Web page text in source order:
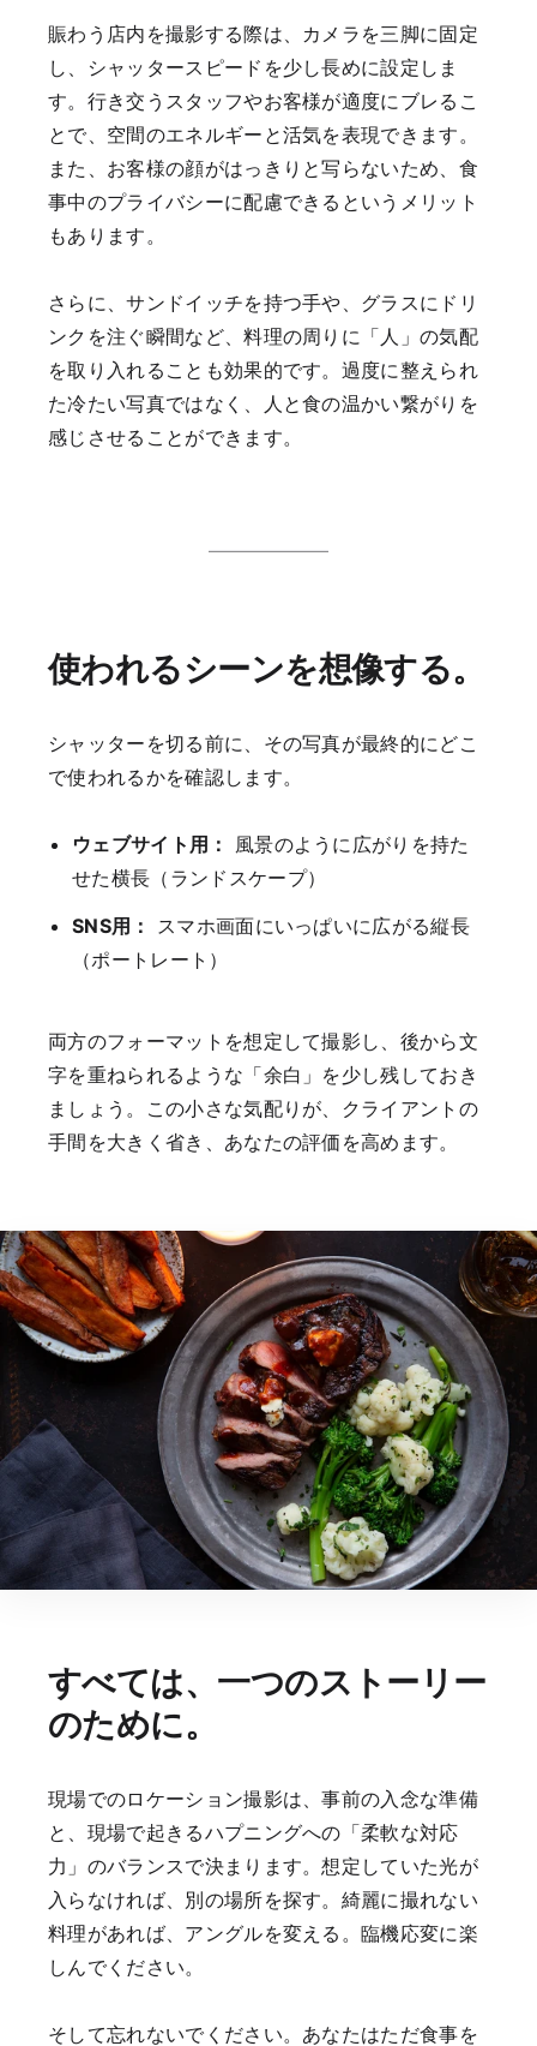
賑わう店内を撮影する際は、カメラを三脚に固定
し、シャッタースピードを少し長めに設定しま
す。行き交うスタッフやお客様が適度にブレるこ
とで、空間のエネルギーと活気を表現できます。
また、お客様の顔がはっきりと写らないため、食
事中のプライバシーに配慮できるというメリット
もあります。
さらに、サンドイッチを持つ手や、グラスにドリ
ンクを注ぐ瞬間など、料理の周りに「人」の気配
を取り入れることも効果的です。過度に整えられ
た冷たい写真ではなく、人と食の温かい繋がりを
感じさせることができます。
使われるシーンを想像する。
シャッターを切る前に、その写真が最終的にどこ
で使われるかを確認します。
ウェブサイト用：
風景のように広がりを持た
せた横長（ランドスケープ）
SNS用：
スマホ画面にいっぱいに広がる縦長
（ポートレート）
両方のフォーマットを想定して撮影し、後から文
字を重ねられるような「余白」を少し残しておき
ましょう。この小さな気配りが、クライアントの
手間を大きく省き、あなたの評価を高めます。
すべては、一つのストーリー
のために。
現場でのロケーション撮影は、事前の入念な準備
と、現場で起きるハプニングへの「柔軟な対応
力」のバランスで決まります。想定していた光が
入らなければ、別の場所を探す。綺麗に撮れない
料理があれば、アングルを変える。臨機応変に楽
しんでください。
そして忘れないでください。あなたはただ食事を